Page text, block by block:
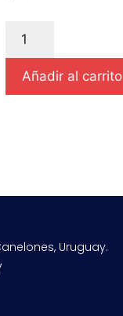
Añadir al carrito
Uruguay.